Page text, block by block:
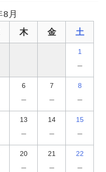
月
木 金 土
1
－
6
－
7
－
8
－
13
－
14
－
15
－
20
－
21
－
22
－